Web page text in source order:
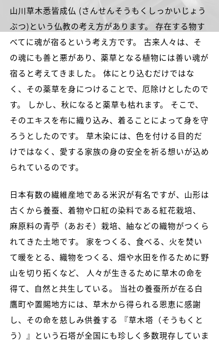
山川草木悉皆成仏 (さんせんそうもくしっかいじょう
ぶつ)という仏教の考え方があります。 存在する物す
べてに魂が宿るという考え方です。 古来人々は、そ
の魂にも善と悪があり、薬草となる植物には善い魂が
宿ると考えてきました。 体にとり込むだけではな
く、その薬草を身につけることで、厄除けとしたので
す。
しかし、秋になると薬草も枯れます。 そこで、
そのエキスを布に織り込み、着ることによって身を守
ろうとしたのです。 草木染には、色を付ける目的だ
けではなく、愛する家族の身の安全を祈る想いが込め
られているのです。
日本有数の繊維産地である米沢が有名ですが、山形は
古くから養蚕、着物や口紅の染料である紅花栽培、
麻原料の青苧（あおそ）栽培、紬などの織物がつくら
れてきた土地です。 家をつくる、食べる、火を焚い
て暖をとる、織物をつくる、畑や水田を作るために野
山を切り拓くなど、 人々が生きるために草木の命を
得て、自然と共生している。 当社の養蚕所が在る白
鷹町や置賜地方には、草木から得られる恩恵に感謝
し、その命を慈しみ供養する
『草木塔（そうもくと
う）』という石塔が全国にも珍しく多数現存していま